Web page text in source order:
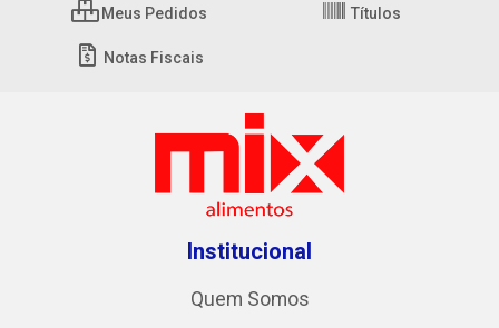
Meus Pedidos Títulos
Notas Fiscais
Institucional
Quem Somos